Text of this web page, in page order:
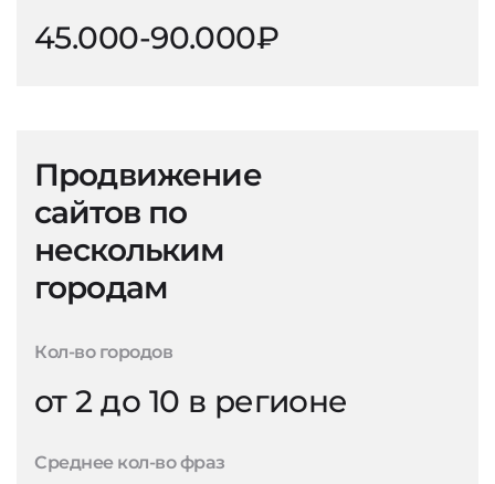
45.000-90.000₽
Продвижение
сайтов по
нескольким
городам
Кол-во городов
от 2 до 10 в регионе
Среднее кол-во фраз